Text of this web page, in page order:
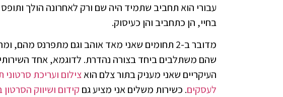
עבורי הוא תחביב שתמיד היה שם ורק לאחרונה הולך
בחיי, הן כתחביב והן כעיסוק.
מדובר ב-2 תחומים שאני מאד אוהב וגם מתפרנס מהם,
שהם משתלבים ביחד בצורה נהדרת. לדוגמא, אחד
העיקריים שאני מעניק בתור צלם הואצילום ועריכת
לעסקים. כשירות משלים אני מציע גם קידום ושיווק הסרטון